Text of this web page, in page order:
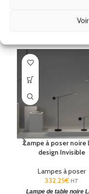
Lampe à poser noire
design Invisible
Lampes à poser
332.25€ HT
Lampe de table noire